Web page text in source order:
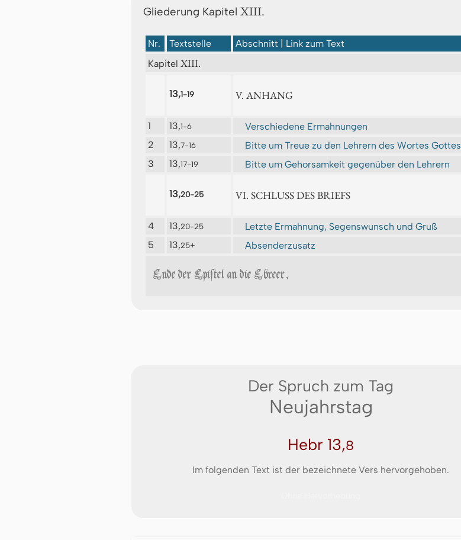
Gliederung Kapitel XIII.
Nr. Textstelle
Abschnitt | Link zum Text
Kapitel XIII.
13,1-19 V. ANHANG
1 13,1-6
Verschiedene Ermahnungen
2
13,7-16
Bitte um Treue zu den Lehrern des Wortes Gottes
3
13,17-19 Bitte um Gehorsamkeit gegenüber den Lehrern
13,20-25 VI. SCHLUSS DES BRIEFS
4 13,20-25
Letzte Ermahnung, Segenswunsch und Gruß
5
13,25+ Absenderzusatz
Ende der Epiſtel an die Ebreer.
Der Spruch zum Tag
Neujahrstag
Hebr 13,8
Im folgenden Text ist der bezeichnete Vers hervorgehoben.